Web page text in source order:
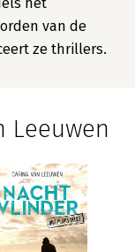
van de
ze thrillers.
Leeuwen